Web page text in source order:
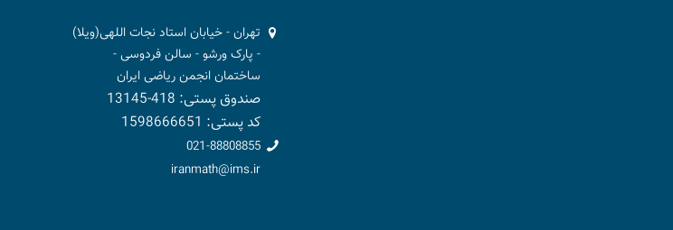
تهران - خیابان استاد نجات اللهی(ویلا)
- پارک ورشو - سالن فردوسی -
ساختمان انجمن ریاضی ایران
صندوق پستی: 418-13145
کد پستی: 1598666651
021-88808855
iranmath@ims.ir